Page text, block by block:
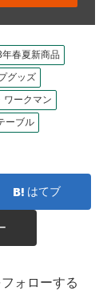
春夏新商品
グッズ
ワークマン
ーブル
はてブ
ォローする